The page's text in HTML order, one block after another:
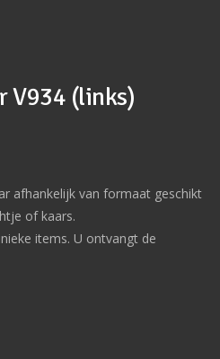
V934 (links)
afhankelijk van formaat geschikt
of kaars.
items. U ontvangt de